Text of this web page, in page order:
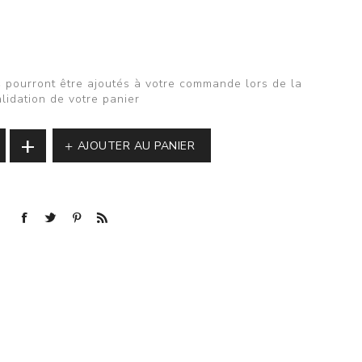
pourront être ajoutés à votre commande lors de la
de votre panier
+ AJOUTER AU PANIER